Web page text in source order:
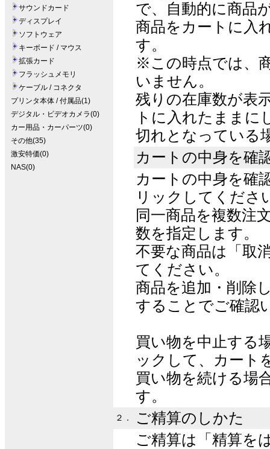
サウンドカード
ディスプレイ
ソフトウェア
キーボード / マウス
拡張カード
フラッシュメモリ
ケーブル / コネクタ
プリンタ本体 / 付属品(1)
デジタル・ビデオカメラ(0)
カー用品・カーパーツ(0)
その他(35)
激安特価(0)
NAS(0)
で、自動的に商品
商品をカートに入
す。
※この時点では、
いません。
残りの在庫数が表
トに入れたままに
切れとなっている
カートの中身を確
カートの中身を確
リックしてくださ
同一商品を複数注
数を指定します。
不要な商品は「取
てください。
商品を追加・削除
することでご確認
買い物を中止する
ックして、カート
買い物を続ける場
す。
２．
ご精算のしかた
ご精算は「精算を